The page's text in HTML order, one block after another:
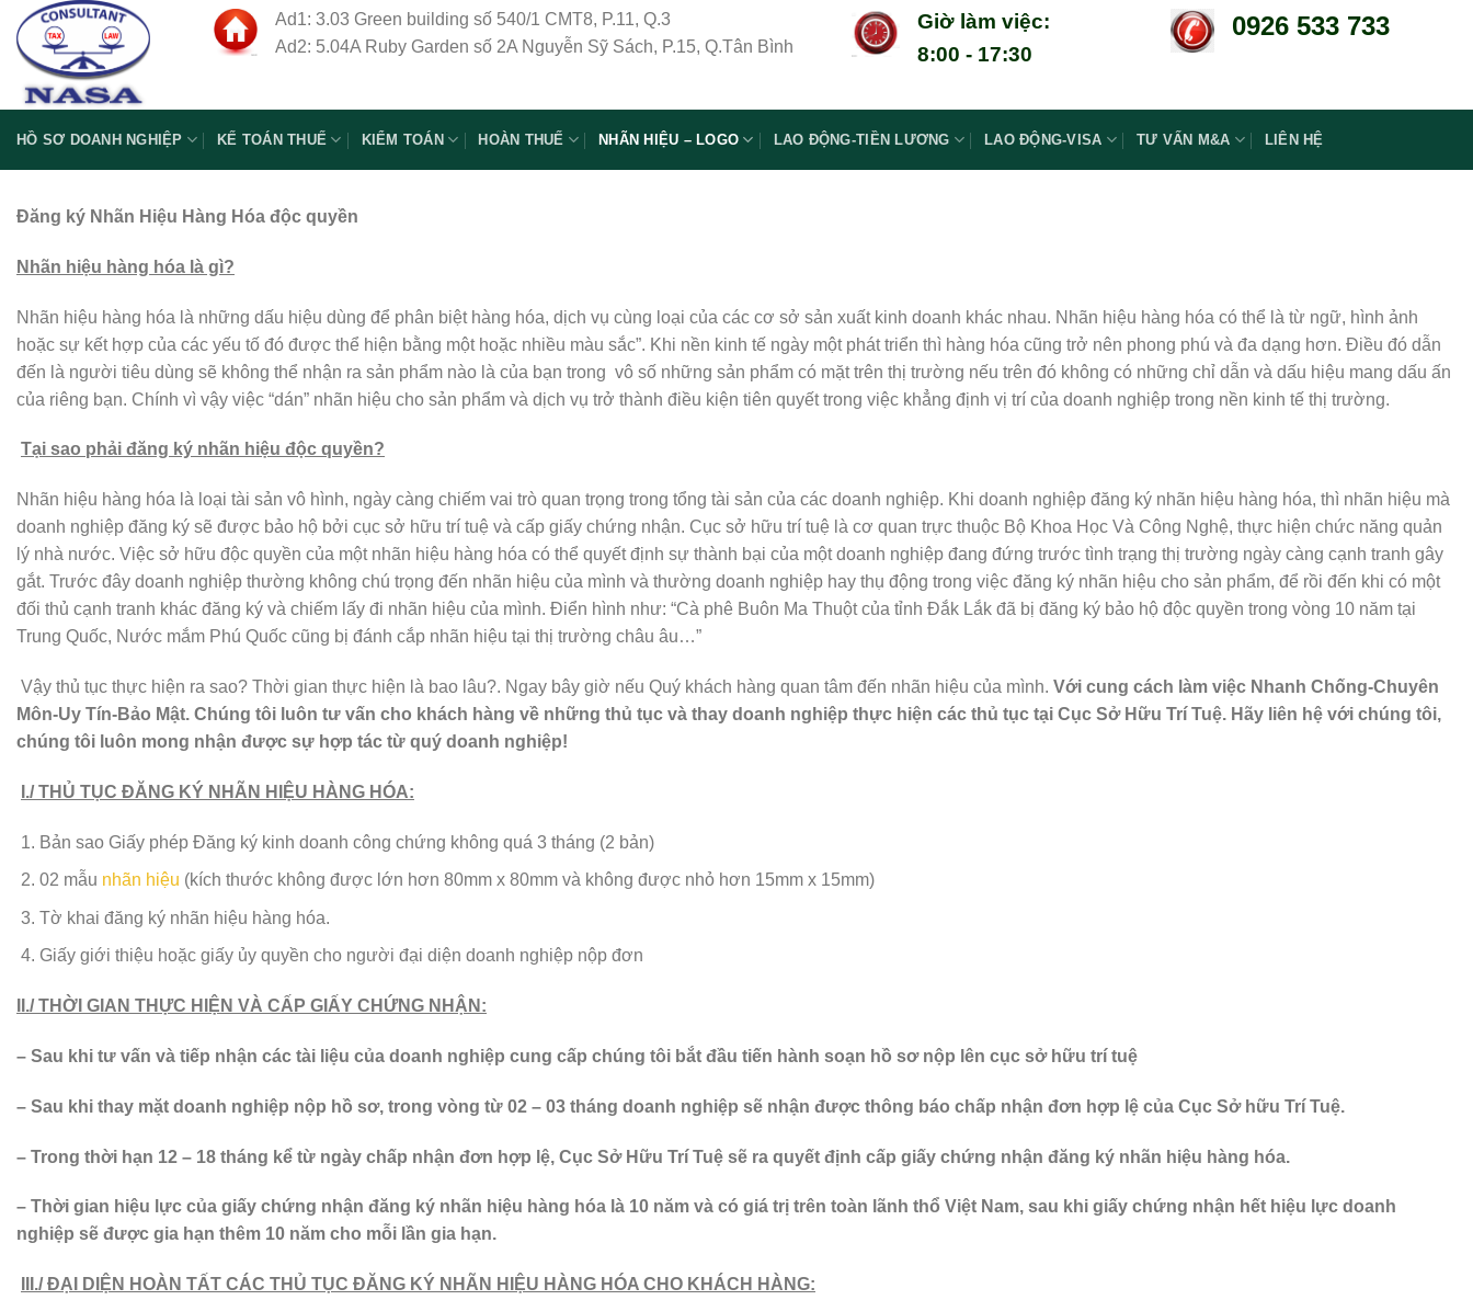
Skip
content
Ad1: 3.03 Green building số 540/1 CMT8, P.11, Q.3
Ad2: 5.04A Ruby Garden số 2A Nguyễn Sỹ Sách, P.15, Q.Tân Bình
Giờ làm việc:
8:00 - 17:30
0926 533 733
HỒ SƠ DOANH NGHIỆP KẾ TOÁN THUẾ KIỂM TOÁN HOÀN THUẾ NHÃN HIỆU – LOGO LAO ĐỘNG-TIỀN LƯƠNG LAO ĐỘNG-VISA TƯ VẤN M&A LIÊN HỆ
Đăng ký Nhãn Hiệu Hàng Hóa độc quyền
Nhãn hiệu hàng hóa là gì?
Nhãn hiệu hàng hóa là những dấu hiệu dùng để phân biệt hàng hóa, dịch vụ cùng loại của các cơ sở sản xuất kinh doanh khác nhau. Nhãn hiệu hàng hóa có thể là từ ngữ, hình ảnh
hoặc sự kết hợp của các yếu tố đó được thể hiện bằng một hoặc nhiều màu sắc”. Khi nền kinh tế ngày một phát triển thì hàng hóa cũng trở nên phong phú và đa dạng hơn. Điều đó dẫn
đến là người tiêu dùng sẽ không thể nhận ra sản phẩm nào là của bạn trong vô số những sản phẩm có mặt trên thị trường nếu trên đó không có những chỉ dẫn và dấu hiệu mang dấu ấn
của riêng bạn. Chính vì vậy việc “dán” nhãn hiệu cho sản phẩm và dịch vụ trở thành điều kiện tiên quyết trong việc khẳng định vị trí của doanh nghiệp trong nền kinh tế thị trường.
Tại sao phải đăng ký nhãn hiệu độc quyền?
Nhãn hiệu hàng hóa là loại tài sản vô hình, ngày càng chiếm vai trò quan trọng trong tổng tài sản của các doanh nghiệp. Khi doanh nghiệp đăng ký nhãn hiệu hàng hóa, thì nhãn hiệu mà
doanh nghiệp đăng ký sẽ được bảo hộ bởi cục sở hữu trí tuệ và cấp giấy chứng nhận. Cục sở hữu trí tuệ là cơ quan trực thuộc Bộ Khoa Học Và Công Nghệ, thực hiện chức năng quản
lý nhà nước. Việc sở hữu độc quyền của một nhãn hiệu hàng hóa có thể quyết định sự thành bại của một doanh nghiệp đang đứng trước tình trạng thị trường ngày càng cạnh tranh gây
gắt. Trước đây doanh nghiệp thường không chú trọng đến nhãn hiệu của mình và thường doanh nghiệp hay thụ động trong việc đăng ký nhãn hiệu cho sản phẩm, để rồi đến khi có một
đối thủ cạnh tranh khác đăng ký và chiếm lấy đi nhãn hiệu của mình. Điển hình như: “Cà phê Buôn Ma Thuột của tỉnh Đắk Lắk đã bị đăng ký bảo hộ độc quyền trong vòng 10 năm tại
Trung Quốc, Nước mắm Phú Quốc cũng bị đánh cắp nhãn hiệu tại thị trường châu âu…”
Vậy thủ tục thực hiện ra sao? Thời gian thực hiện là bao lâu?. Ngay bây giờ nếu Quý khách hàng quan tâm đến nhãn hiệu của mình. Với cung cách làm việc Nhanh Chống-Chuyên
Môn-Uy Tín-Bảo Mật. Chúng tôi luôn tư vấn cho khách hàng về những thủ tục và thay doanh nghiệp thực hiện các thủ tục tại Cục Sở Hữu Trí Tuệ. Hãy liên hệ với chúng tôi,
chúng tôi luôn mong nhận được sự hợp tác từ quý doanh nghiệp!
I./ THỦ TỤC ĐĂNG KÝ NHÃN HIỆU HÀNG HÓA:
Bản sao Giấy phép Đăng ký kinh doanh công chứng không quá 3 tháng (2 bản)
02 mẫu nhãn hiệu (kích thước không được lớn hơn 80mm x 80mm và không được nhỏ hơn 15mm x 15mm)
Tờ khai đăng ký nhãn hiệu hàng hóa.
Giấy giới thiệu hoặc giấy ủy quyền cho người đại diện doanh nghiệp nộp đơn
II./ THỜI GIAN THỰC HIỆN VÀ CẤP GIẤY CHỨNG NHẬN:
– Sau khi tư vấn và tiếp nhận các tài liệu của doanh nghiệp cung cấp chúng tôi bắt đầu tiến hành soạn hồ sơ nộp lên cục sở hữu trí tuệ
– Sau khi thay mặt doanh nghiệp nộp hồ sơ, trong vòng từ 02 – 03 tháng doanh nghiệp sẽ nhận được thông báo chấp nhận đơn hợp lệ của Cục Sở hữu Trí Tuệ.
– Trong thời hạn 12 – 18 tháng kể từ ngày chấp nhận đơn hợp lệ, Cục Sở Hữu Trí Tuệ sẽ ra quyết định cấp giấy chứng nhận đăng ký nhãn hiệu hàng hóa.
– Thời gian hiệu lực của giấy chứng nhận đăng ký nhãn hiệu hàng hóa là 10 năm và có giá trị trên toàn lãnh thổ Việt Nam, sau khi giấy chứng nhận hết hiệu lực doanh
nghiệp sẽ được gia hạn thêm 10 năm cho mỗi lần gia hạn.
III./ ĐẠI DIỆN HOÀN TẤT CÁC THỦ TỤC ĐĂNG KÝ NHÃN HIỆU HÀNG HÓA CHO KHÁCH HÀNG: